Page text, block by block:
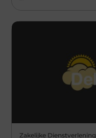
Zakelijke Dienstverlening